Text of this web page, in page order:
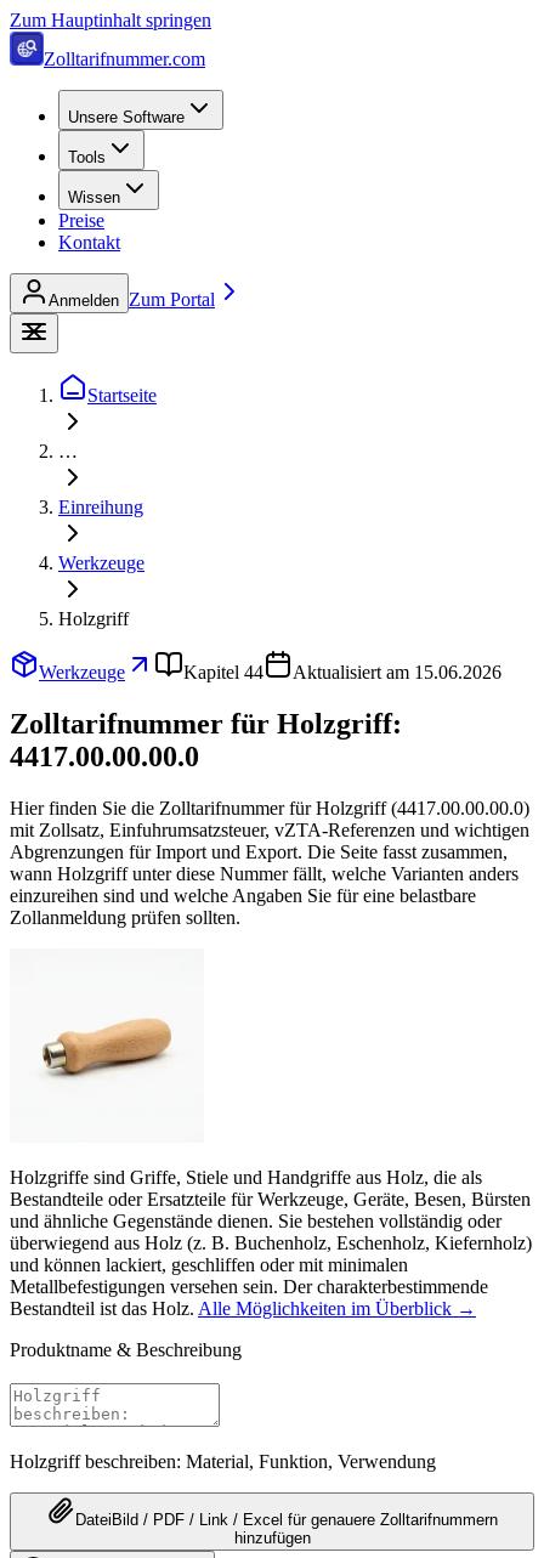
Zum Hauptinhalt springen
Zolltarifnummer.com
Unsere Software
Tools
Wissen
Preise
Kontakt
Anmelden Zum Portal
Startseite
…
Einreihung
Werkzeuge
Holzgriff
Werkzeuge Kapitel 44 Aktualisiert am 15.06.2026
Zolltarifnummer für Holzgriff:
4417.00.00.00.0
Hier finden Sie die Zolltarifnummer für Holzgriff (4417.00.00.00.0)
mit Zollsatz, Einfuhrumsatzsteuer, vZTA-Referenzen und wichtigen
Abgrenzungen für Import und Export. Die Seite fasst zusammen,
wann Holzgriff unter diese Nummer fällt, welche Varianten anders
einzureihen sind und welche Angaben Sie für eine belastbare
Zollanmeldung prüfen sollten.
Holzgriffe sind Griffe, Stiele und Handgriffe aus Holz, die als
Bestandteile oder Ersatzteile für Werkzeuge, Geräte, Besen, Bürsten
und ähnliche Gegenstände dienen. Sie bestehen vollständig oder
überwiegend aus Holz (z. B. Buchenholz, Eschenholz, Kiefernholz)
und können lackiert, geschliffen oder mit minimalen
Metallbefestigungen versehen sein. Der charakterbestimmende
Bestandteil ist das Holz. Alle Möglichkeiten im Überblick →
Produktname & Beschreibung
Holzgriff beschreiben: Material, Funktion, Verwendung
Datei Bild / PDF / Link / Excel für genauere Zolltarifnummern
hinzufügen